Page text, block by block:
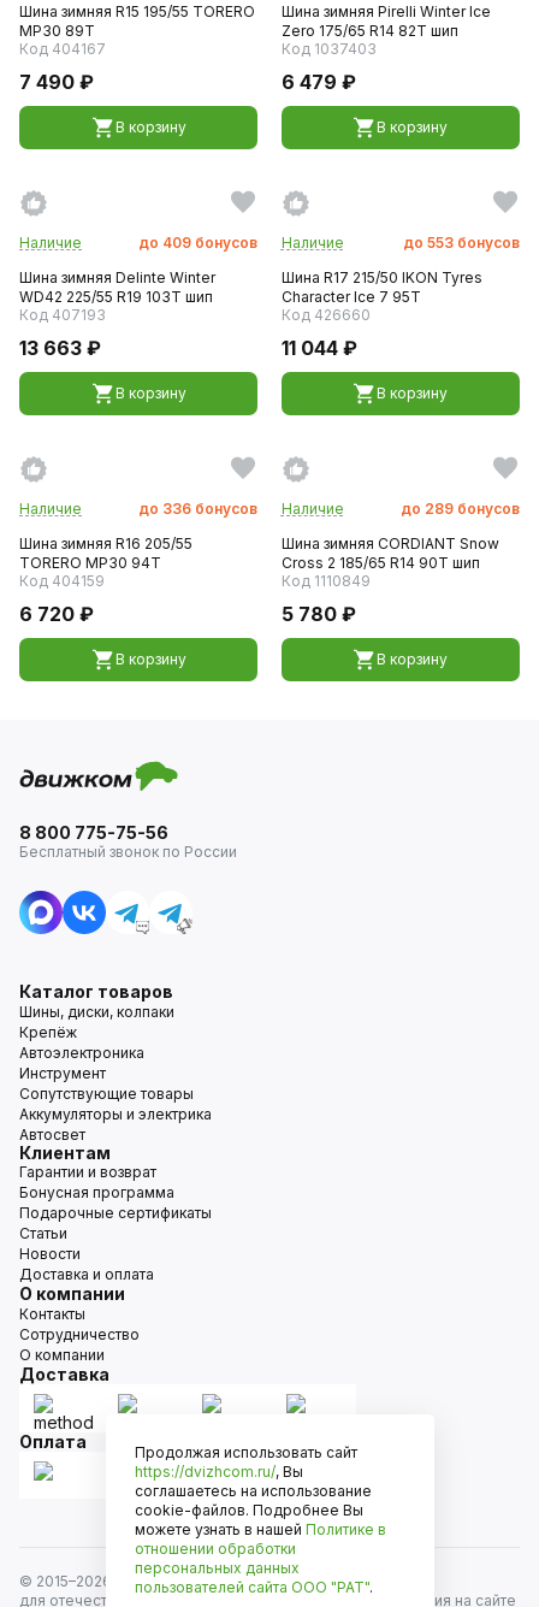
Шина зимняя R15 195/55 TORERO
MP30 89T
Код 404167
7 490 ₽
В корзину
Шина зимняя Pirelli Winter Ice
Zero 175/65 R14 82T шип
Код 1037403
6 479 ₽
В корзину
Наличие до 409 бонусов
Шина зимняя Delinte Winter
WD42 225/55 R19 103T шип
Код 407193
13 663 ₽
В корзину
Наличие до 553 бонусов
Шина R17 215/50 IKON Tyres
Character Ice 7 95T
Код 426660
11 044 ₽
В корзину
Наличие до 336 бонусов
Шина зимняя R16 205/55
TORERO MP30 94T
Код 404159
6 720 ₽
В корзину
Наличие до 289 бонусов
Шина зимняя CORDIANT Snow
Cross 2 185/65 R14 90T шип
Код 1110849
5 780 ₽
В корзину
8 800 775-75-56
Бесплатный звонок по России
Каталог товаров
Шины, диски, колпаки
Крепёж
Автоэлектроника
Инструмент
Сопутствующие товары
Аккумуляторы и электрика
Автосвет
Клиентам
Гарантии и возврат
Бонусная программа
Подарочные сертификаты
Статьи
Новости
Доставка и оплата
О компании
Контакты
Сотрудничество
О компании
Доставка
Оплата
© 2015–2026
Движком — сеть магазинов автозапчастей
для отечественных автомобилей и иномарок. Информация на сайте
Продолжая использовать сайт
https://dvizhcom.ru/, Вы
соглашаетесь на использование
cookie-файлов. Подробнее Вы
можете узнать в нашей Политике в
отношении обработки
персональных данных
пользователей сайта ООО "РАТ".